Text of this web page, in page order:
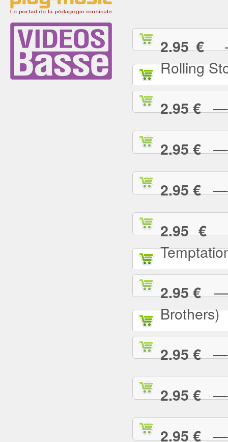
2.95 €—
Rolling
2.95 €—
2.95 €—
2.95 €—
2.95 €—
2.95 €—
Brothers)
2.95 €—
2.95 €—
2.95 €—